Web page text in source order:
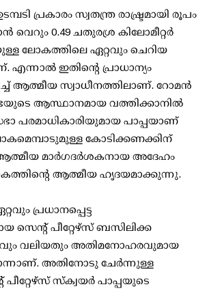
പ്രകാരം സ്വതന്ത്ര രാഷ്ട്രമായി രൂപം
വെറും 0.49 ചതുരശ്ര കിലോമീറ്റർ
ലോകത്തിലെ ഏറ്റവും ചെറിയ
എന്നാൽ ഇതിന്റെ പ്രാധാന്യം
ആത്മീയ സ്വാധീനത്തിലാണ്. റോമൻ
ആസ്ഥാനമായ വത്തിക്കാനിൽ
പരമാധികാരിയുമായ പാപ്പയാണ്
കോടിക്കണക്കിന്
മാർ​ഗദർശകനായ അദേഹം
ആത്മീയ ഹൃദയമാക്കുന്നു.
പ്രധാനപ്പെട്ട
സെന്റ് പീറ്റേഴ്‌സ് ബസിലിക്ക
വലിയതും അതിമനോഹരവുമായ
അതിനോടു ചേർന്നുള്ള
പീറ്റേഴ്‌സ് സ്‌ക്വയർ പാപ്പയുടെ